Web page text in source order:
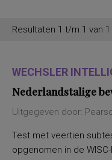
Resultaten 1 t/m 1 van 1
WECHSLER
Nederlandstalige
Uitgegeven door:
Test met veertien
opgenomen in de WISC-